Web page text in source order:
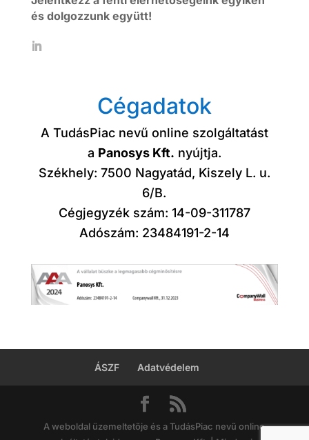
és dolgozzunk együtt!
Cégadatok
A TudásPiac nevű online szolgáltatást
a Panosys Kft. nyújtja.
Székhely: 7500 Nagyatád, Kiszely L. u.
6/B.
Cégjegyzék szám: 14-09-311787
Adószám: 23484191-2-14
ÁSZF Adatvédelem
A weboldal üzemeltetője és a TudásPiac nevű online